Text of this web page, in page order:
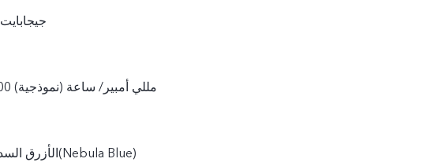
64 جيجابايت
5000 مللي أمبير/ ساعة (نموذجية)